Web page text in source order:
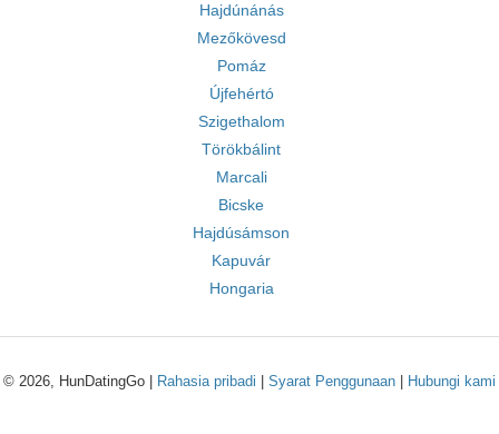
Hajdúnánás
Mezőkövesd
Pomáz
Újfehértó
Szigethalom
Törökbálint
Marcali
Bicske
Hajdúsámson
Kapuvár
Hongaria
© 2026, HunDatingGo | Rahasia pribadi Syarat Penggunaan Hubungi kami